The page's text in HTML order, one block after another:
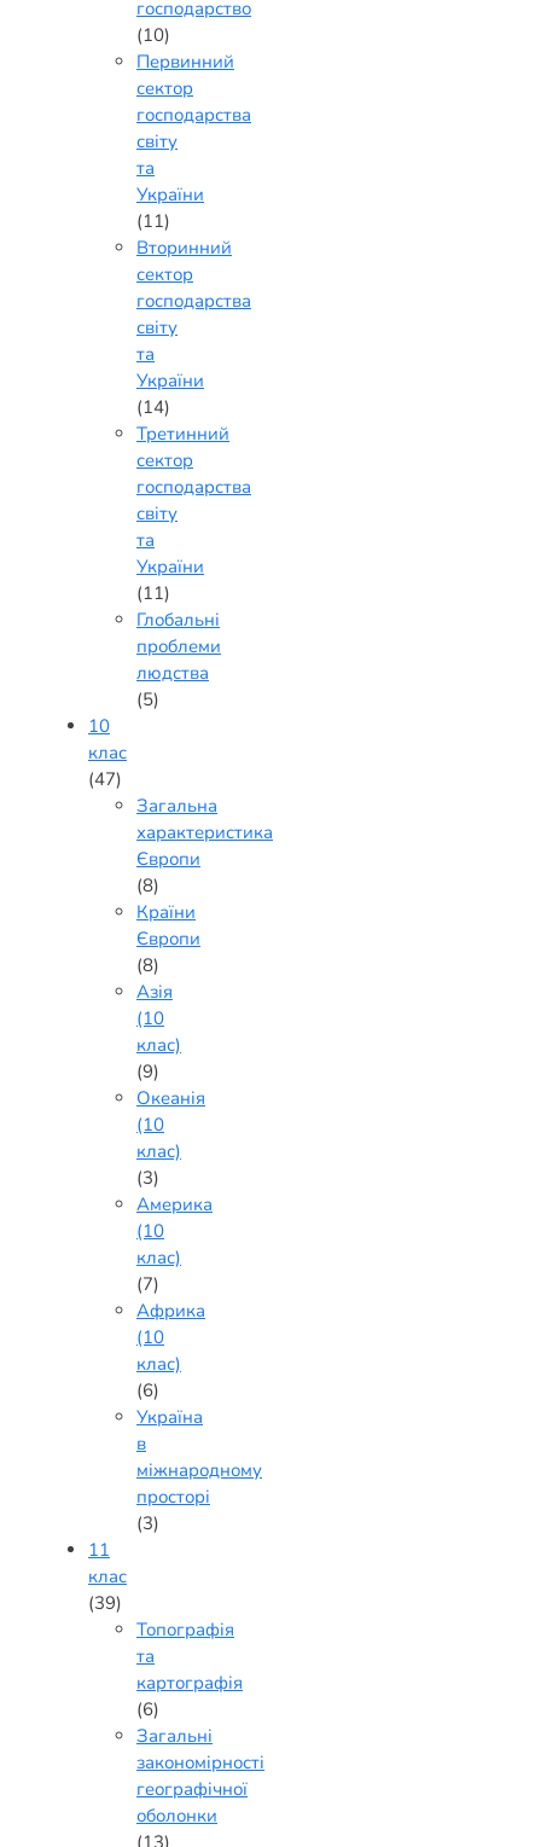
господарство
(10)
Первинний
сектор
господарства
світу
та
України
(11)
Вторинний
сектор
господарства
світу
та
України
(14)
Третинний
сектор
господарства
світу
та
України
(11)
Глобальні
проблеми
людства
(5)
10
клас
(47)
Загальна
характеристика
Європи
(8)
Країни
Європи
(8)
Азія
(10
клас)
(9)
Океанія
(10
клас)
(3)
Америка
(10
клас)
(7)
Африка
(10
клас)
(6)
Україна
в
міжнародному
просторі
(3)
11
клас
(39)
Топографія
та
картографія
(6)
Загальні
закономірності
географічної
оболонки
(13)